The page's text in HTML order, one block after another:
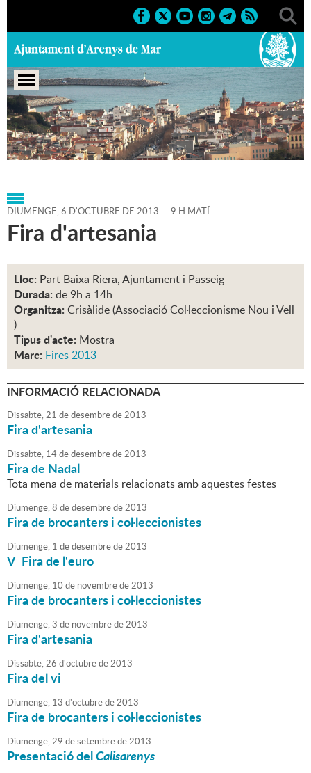
Portada > Agenda > 06-10-
2013 > Marcs > Societat > 2013 > Fires 2013
DIUMENGE,6 D'OCTUBRE DE 2013 - 9 H MATÍ
Fira d'artesania
Lloc: Part Baixa Riera, Ajuntament i Passeig
Durada: de 9h a 14h
Organitza: Crisàlide (Associació Col·leccionisme Nou i Vell
)
Tipus d'acte: Mostra
Marc: Fires 2013
INFORMACIÓ RELACIONADA
Dissabte,21 dedesembrede2013
Fira d'artesania
Dissabte, 14dedesembrede2013
Fira de Nadal
Tota mena de materials relacionats amb aquestes festes
Diumenge,8 dedesembrede2013
Fira de brocanters i col·leccionistes
Diumenge, 1 dedesembrede2013
V Fira de l'euro
Diumenge, 10 de novembrede2013
Fira de brocanters i col·leccionistes
Diumenge,3 de novembrede2013
Fira d'artesania
Dissabte,26 d'octubrede2013
Fira del vi
Diumenge, 13 d'octubrede2013
Fira de brocanters i col·leccionistes
Diumenge,29 desetembrede2013
Presentació delCalisarenys